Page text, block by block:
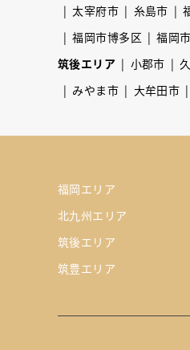
太宰府市
糸島市
福岡市博多区
福岡
筑後エリア
小郡市
みやま市
大牟田市
福岡エリア
北九州エリア
筑後エリア
筑豊エリア